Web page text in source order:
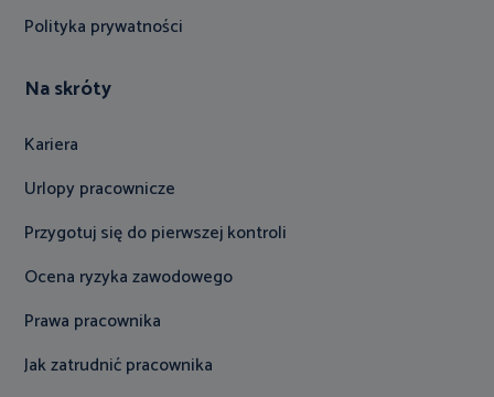
Polityka prywatności
Na skróty
Kariera
Urlopy pracownicze
Przygotuj się do pierwszej kontroli
Ocena ryzyka zawodowego
Prawa pracownika
Jak zatrudnić pracownika